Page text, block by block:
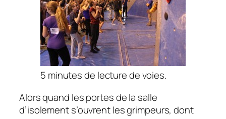
5 minutes de lecture de voies.
Alors quand les portes de la salle
d’isolement s’ouvrent les grimpeurs, dont